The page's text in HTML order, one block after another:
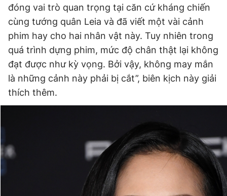
đóng vai trò quan trọng tại căn cứ kháng chiến
cùng tướng quân Leia và đã viết một vài cảnh
phim hay cho hai nhân vật này. Tuy nhiên trong
quá trình dựng phim, mức độ chân thật lại không
đạt được như kỳ vọng. Bởi vậy, không may mắn
là những cảnh này phải bị cắt”, biên kịch này giải
thích thêm.